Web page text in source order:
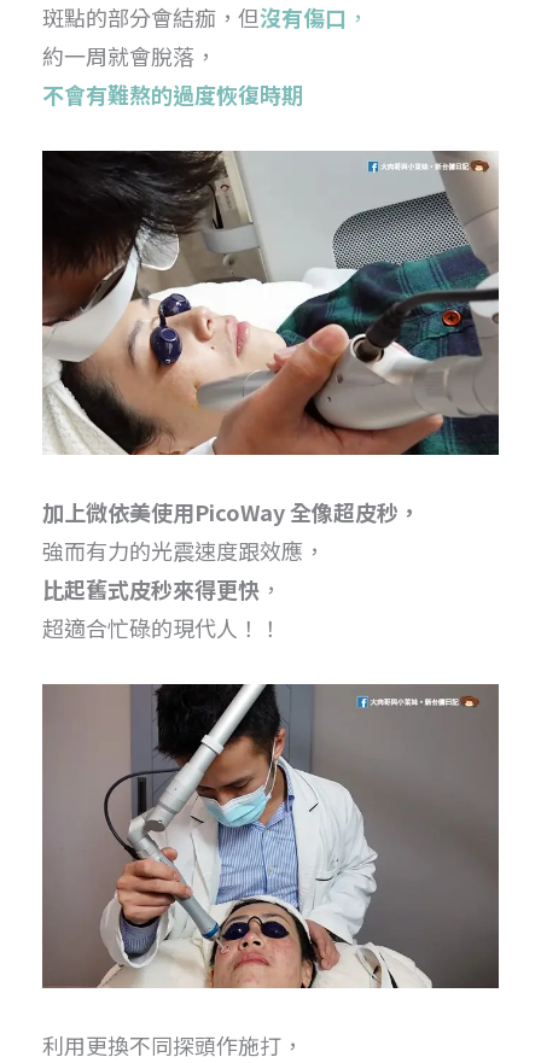
斑點的部分會結痂，但沒有傷口 ，
約一周就會脫落，
不會有難熬的過度恢復時期
加上微依美使用PicoWay 全像超皮秒，
強而有力的光震速度跟效應，
比起舊式皮秒來得更快 ，
超適合忙碌的現代人！！
利用更換不同探頭作施打，